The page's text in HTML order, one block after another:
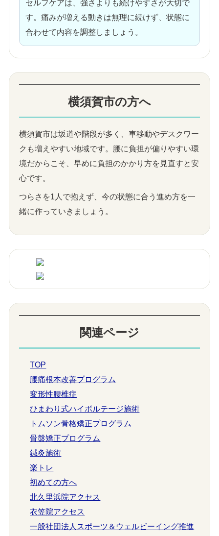
セルフケアは、強さよりも続けやすさが大切で
す。痛みが増える動きは無理に続けず、状態に
合わせて内容を調整しましょう。
横須賀市の方へ
横須賀市は坂道や階段が多く、車移動やデスクワー
クも増えやすい地域です。腰に負担が偏りやすい環
境だからこそ、早めに負担のかかり方を見直すと安
心です。
つらさを1人で抱えず、今の状態に合う進め方を一
緒に作っていきましょう。
関連ページ
TOP
腰痛根本改善プログラム
変形性腰椎症
ひまわり式ハイボルテージ施術
トムソン骨格矯正プログラム
骨盤矯正プログラム
鍼灸施術
楽トレ
初めての方へ
北久里浜院アクセス
衣笠院アクセス
一般社団法人スポーツ＆ウェルビーイング推進